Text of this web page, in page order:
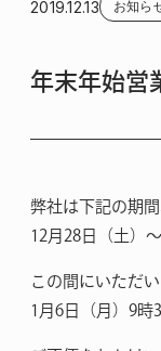
2019.12.13 お知ら
年末年始営
弊社は下記の期
12月28日（土）
この間にいただ
1月6日（月）9時